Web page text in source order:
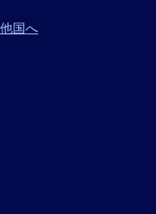
国へ